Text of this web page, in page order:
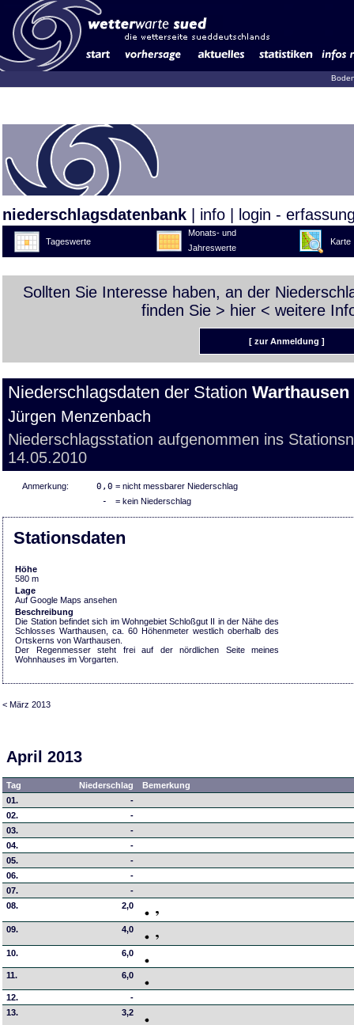
niederschlagsdatenbank info login -
Tageswerte
Monats- und
Jahreswerte
Karte
Sollten Sie Interesse haben, an der
finden Sie > hier < weitere
[ zur Anmeldung ]
Niederschlagsdaten der Station Warthausen
Jürgen Menzenbach
Niederschlagsstation aufgenommen ins
14.05.2010
Anmerkung: 0,0 = nicht messbarer Niederschlag
- = kein Niederschlag
Stationsdaten
Höhe
580 m
Lage
Auf Google Maps ansehen
Beschreibung
Die Station befindet sich im Wohngebiet Schloßgut II in der Nähe des
Schlosses Warthausen, ca. 60 Höhenmeter westlich oberhalb des
Ortskerns von Warthausen.
Der Regenmesser steht frei auf der nördlichen Seite meines
Wohnhauses im Vorgarten.
< März 2013
April 2013
Tag Niederschlag
Bemerkung
01.
-
02.
-
03.
-
04.
-
05.
-
06.
-
07.
-
08.
2,0
09. 4,0
10. 6,0
11. 6,0
12.
-
13.
3,2